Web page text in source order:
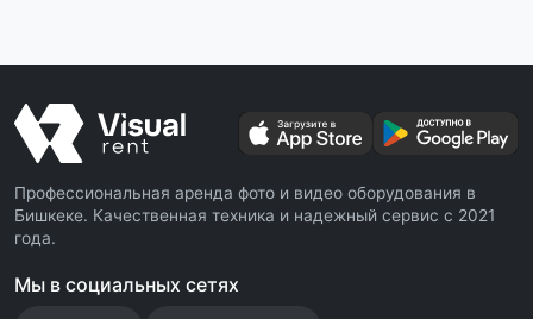
Профессиональная аренда фото и видео оборудования в
Бишкеке. Качественная техника и надежный сервис с 2021
года.
Мы в социальных сетях